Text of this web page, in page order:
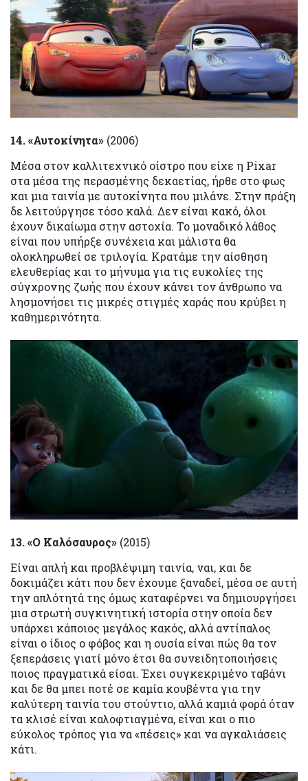
14. «Αυτοκίνητα» (2006)
Μέσα στον καλλιτεχνικό οίστρο που είχε η Pixar
στα μέσα της περασμένης δεκαετίας, ήρθε στο φως
και μια ταινία με αυτοκίνητα που μιλάνε. Στην πράξη
δε λειτούργησε τόσο καλά. Δεν είναι κακό, όλοι
έχουν δικαίωμα στην αστοχία. Το μοναδικό λάθος
είναι που υπήρξε συνέχεια και μάλιστα θα
ολοκληρωθεί σε τριλογία. Κρατάμε την αίσθηση
ελευθερίας και το μήνυμα για τις ευκολίες της
σύγχρονης ζωής που έχουν κάνει τον άνθρωπο να
λησμονήσει τις μικρές στιγμές χαράς που κρύβει η
καθημερινότητα.
13.«Ο Καλόσαυρος» (2015)
Είναι απλή και προβλέψιμη ταινία, ναι, και δε
δοκιμάζει κάτι που δεν έχουμε ξαναδεί, μέσα σε αυτή
την απλότητά της όμως καταφέρνει να δημιουργήσει
μια στρωτή συγκινητική ιστορία στην οποία δεν
υπάρχει κάποιος μεγάλος κακός, αλλά αντίπαλος
είναι ο ίδιος ο φόβος και η ουσία είναι πώς θα τον
ξεπεράσεις γιατί μόνο έτσι θα συνειδητοποιήσεις
ποιος πραγματικά είσαι. Έχει συγκεκριμένο ταβάνι
και δε θα μπει ποτέ σε καμία κουβέντα για την
καλύτερη ταινία του στούντιο, αλλά καμιά φορά όταν
τα κλισέ είναι καλοφτιαγμένα, είναι και ο πιο
εύκολος τρόπος για να «πέσεις» και να αγκαλιάσεις
κάτι.